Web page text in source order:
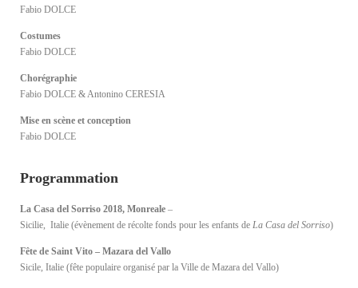
Fabio DOLCE
Costumes
Fabio DOLCE
Chorégraphie
Fabio DOLCE & Antonino CERESIA
Mise en scène et conception
Fabio DOLCE
Programmation
La Casa del Sorriso 2018, Monreale –
Sicilie, Italie (évènement de récolte fonds pour les enfants de La Casa del Sorriso)
Fête de Saint Vito – Mazara del Vallo
Sicile, Italie (fête populaire organisé par la Ville de Mazara del Vallo)